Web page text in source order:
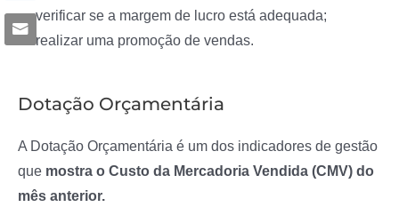
verificar se a margem de lucro está adequada;
realizar uma promoção de vendas.
Dotação Orçamentária
A Dotação Orçamentária é um dos indicadores de gestão
que mostra o Custo da Mercadoria Vendida (CMV) do
mês anterior.